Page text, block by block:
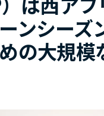
ンシーズ
の大規模